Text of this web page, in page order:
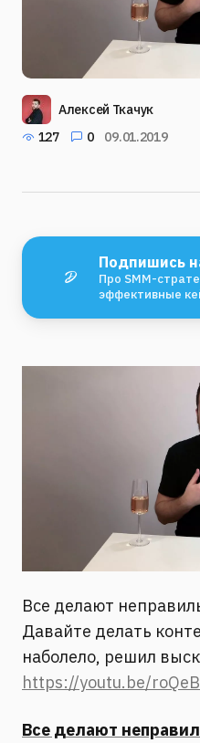
Алексей Ткачук
127
0 09.01.2019
Подпишись
Про SMM-
эффективные
Все делают
Давайте делать
наболело, решил
https://youtu.be/
Все делают